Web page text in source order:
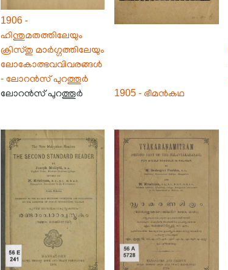
1906 -
ഹിന്തുമതത്തിലേയും
ക്രിസ്തു മാർഗ്ഗത്തിലേയും
ലോകോത്ഭവവിവരങ്ങൾ
- ലോറൻസ് പുറത്തൂർ
ലോറൻസ് പുറത്തൂർ
1905 - ഭീമൻകഥ